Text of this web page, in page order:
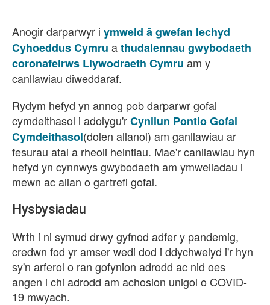
Anogir darparwyr i ymweld â gwefan Iechyd
Cyhoeddus Cymru athudalennau gwybodaeth
coronafeirws Llywodraeth Cymru am y
canllawiau diweddaraf.
Rydym hefyd yn annog pob darparwr gofal
cymdeithasol i adolygu'rCynllun Pontio Gofal
Cymdeithasol(dolen allanol) am ganllawiau ar
fesurau atal a rheoli heintiau. Mae'r canllawiau hyn
hefyd yn cynnwys gwybodaeth am ymweliadau i
mewn ac allan o gartrefi gofal.
Hysbysiadau
Wrth i ni symud drwy gyfnod adfer y pandemig,
credwn fod yr amser wedi dod i ddychwelyd i'r hyn
sy'n arferol o ran gofynion adrodd ac nid oes
angen i chi adrodd am achosion unigol o COVID-
19 mwyach.